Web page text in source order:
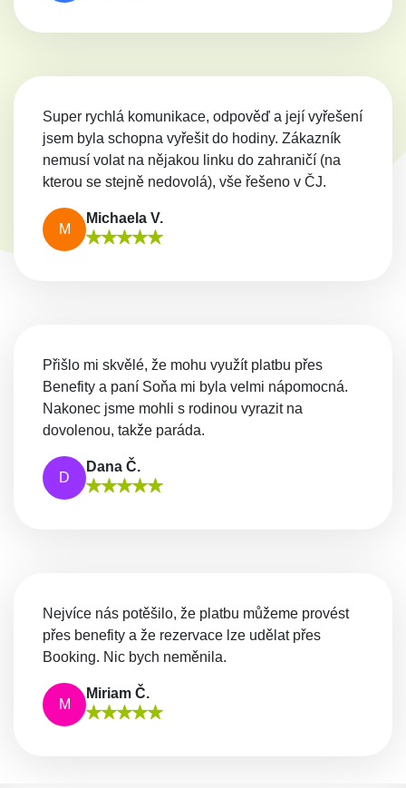
Super rychlá komunikace, odpověď a její vyřešení
jsem byla schopna vyřešit do hodiny. Zákazník
nemusí volat na nějakou linku do zahraničí (na
kterou se stejně nedovolá), vše řešeno v ČJ.
M
Michaela V.
Přišlo mi skvělé, že mohu využít platbu přes
Benefity a paní Soňa mi byla velmi nápomocná.
Nakonec jsme mohli s rodinou vyrazit na
dovolenou, takže paráda.
D
Dana Č.
Nejvíce nás potěšilo, že platbu můžeme provést
přes benefity a že rezervace lze udělat přes
Booking. Nic bych neměnila.
M
Miriam Č.